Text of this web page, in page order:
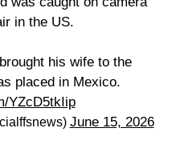
in the US.
his wife to the
placed in Mexico.
YZcD5tkIip
June 15, 2026